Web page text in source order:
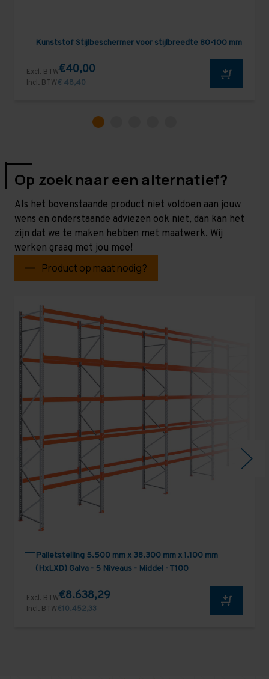
Kunststof Stijlbeschermer voor stijlbreedte 80-100 mm
Excl. BTW€40,00
Incl. BTW€ 48,40
Op zoek naar een alternatief?
Als het bovenstaande product niet voldoen aan jouw
wens en onderstaande adviezen ook niet, dan kan het
zijn dat we te maken hebben met maatwerk. Wij
werken graag met jou mee!
Product op maat nodig?
Palletstelling 5.500 mm x 38.300 mm x 1.100 mm
(HxLXD) Galva - 5 Niveaus - Middel - T100
Excl. BTW€8.638,29
Incl. BTW€10.452,33